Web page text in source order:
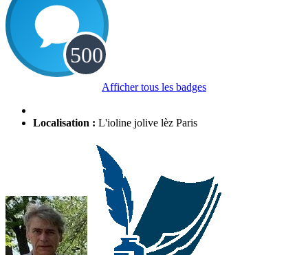
Afficher tous les badges
Localisation : L'ioline jolive lèz Paris